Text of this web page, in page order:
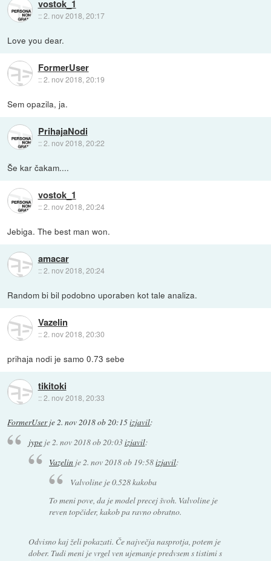
vostok_1
::2. nov 2018, 20:17
Love you dear.
FormerUser
::2. nov 2018, 20:19
Sem opazila, ja.
PrihajaNodi
::2. nov 2018, 20:22
Še kar čakam....
vostok_1
::2. nov 2018, 20:24
Jebiga. The best man won.
amacar
::2. nov 2018, 20:24
Random bi bil podobno uporaben kot tale analiza.
Vazelin
::2. nov 2018, 20:30
prihaja nodi je samo 0.73 sebe
tikitoki
::2. nov 2018, 20:33
FormerUserje2. nov 2018 ob 20:15izjavil:
jypeje2. nov 2018 ob 20:03izjavil:
Vazelin je2. nov 2018 ob 19:58izjavil:
Valvoline je 0.528 kakoba
To meni pove, da je model precej švoh. Valvoline je
reven topčider, kakob pa ravno obratno.
Odvisno kaj želi pokazati. Če največja nasprotja, potem je
dober. Tudi meni je vrgel ven ujemanje predvsem s tistimi s